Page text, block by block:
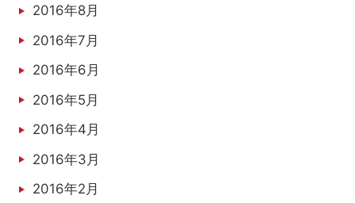
2016年8月
2016年7月
2016年6月
2016年5月
2016年4月
2016年3月
2016年2月